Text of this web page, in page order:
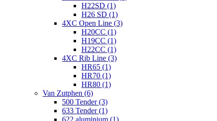
H22SD (1)
H26 SD (1)
4XC Open Line (3)
H20CC (1)
H19CC (1)
H22CC (1)
4XC Rib Line (3)
HR65 (1)
HR70 (1)
HR80 (1)
Van Zutphen (6)
500 Tender (3)
633 Tender (1)
622 aluminium (1)